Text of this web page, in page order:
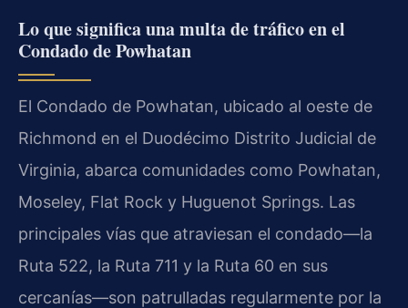
Lo que significa una multa de tráfico en el
Condado de Powhatan
El Condado de Powhatan, ubicado al oeste de
Richmond en el Duodécimo Distrito Judicial de
Virginia, abarca comunidades como Powhatan,
Moseley, Flat Rock y Huguenot Springs. Las
principales vías que atraviesan el condado—la
Ruta 522, la Ruta 711 y la Ruta 60 en sus
cercanías—son patrulladas regularmente por la